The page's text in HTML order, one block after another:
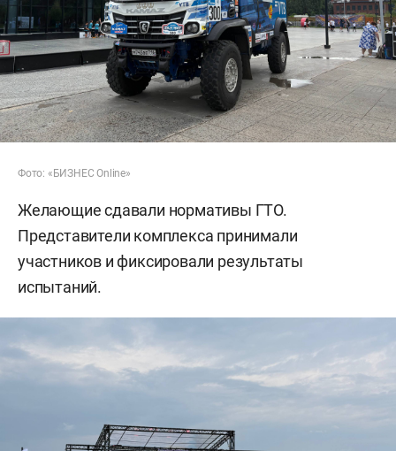
Фото: «БИЗНЕС Online»
Желающие сдавали нормативы ГТО.
Представители комплекса принимали
участников и фиксировали результаты
испытаний.